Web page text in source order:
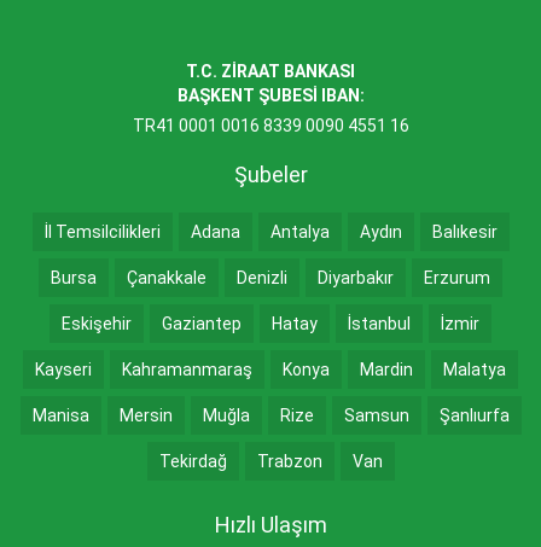
T.C. ZİRAAT BANKASI
BAŞKENT ŞUBESİ IBAN:
TR41 0001 0016 8339 0090 4551 16
Şubeler
İl Temsilcilikleri Adana Antalya Aydın Balıkesir
Bursa Çanakkale Denizli Diyarbakır Erzurum
Eskişehir Gaziantep Hatay İstanbul İzmir
Kayseri Kahramanmaraş Konya Mardin Malatya
Manisa Mersin Muğla Rize Samsun Şanlıurfa
Tekirdağ Trabzon Van
Hızlı Ulaşım